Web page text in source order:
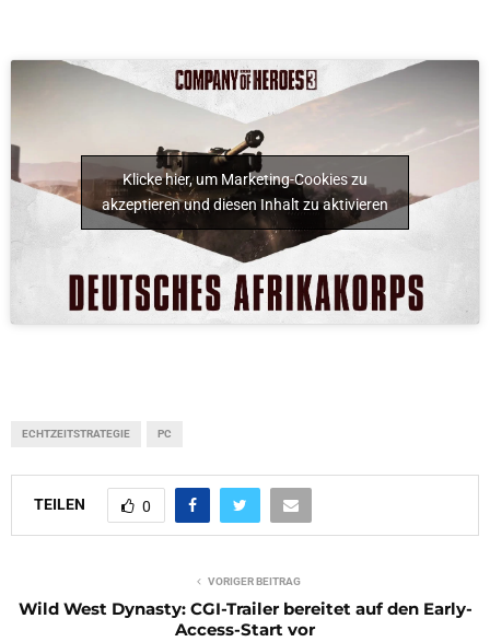
Klicke hier, um Marketing-Cookies zu
akzeptieren und diesen Inhalt zu aktivieren
ECHTZEITSTRATEGIE PC
TEILEN 0
VORIGER BEITRAG
Wild West Dynasty: CGI-Trailer bereitet auf den Early-
Access-Start vor